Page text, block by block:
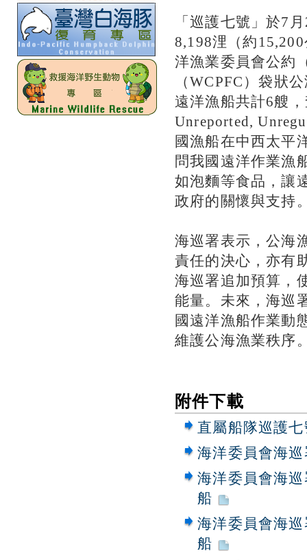
「巡護七號」於7
8,198浬（約
洋漁業委員會公約
（WCPFC）袋狀
遠洋漁船共計6艘
Unreported,
國漁船在中西太平
問我國遠洋作業漁
如泡麵等食品，讓
政府的關懷與支持
海巡署表示，公海
責任的決心，亦有
海巡署追加預算，
能量。未來，海巡
國遠洋漁船作業動
維護公海漁業秩序
附件下載
直屬船隊巡護
海洋委員會海
海洋委員會海
船
海洋委員會海
船